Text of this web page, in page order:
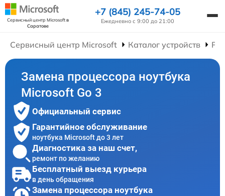
Сервисный центр Microsoftв
Саратове
+7 (845) 245-74-05
Ежедневно с 9:00 до 21:00
Сервисный центр Microsoft Каталог устройств
Замена процессора ноутбука
Microsoft Go 3
Официальный сервис
Гарантийное обслуживание
ноутбука Microsoft до 3 лет
Диагностика за наш счет,
ремонт по желанию
Бесплатный выезд курьера
в день обращения
Замена процессора ноутбука